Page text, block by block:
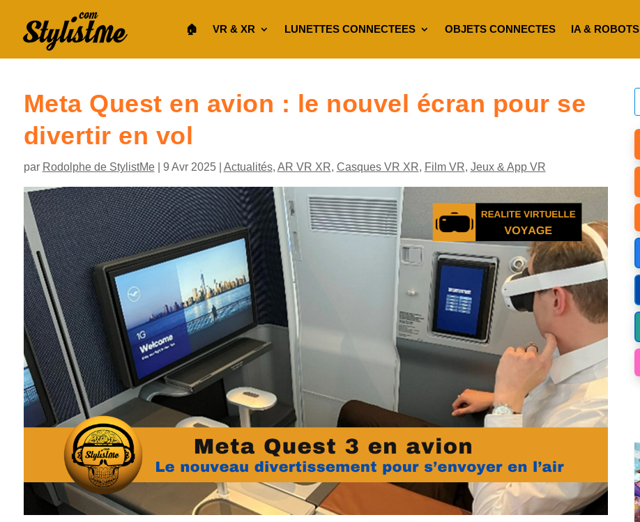
🏠︎ VR & XR LUNETTES CONNECTEES OBJETS CONNECTES IA & ROBOTS
Meta Quest en avion : le nouvel écran pour se
divertir en vol
par Rodolphe de StylistMe| 9 Avr 2025| Actualités, AR VR XR, Casques VR XR, Film VR, Jeux & App VR